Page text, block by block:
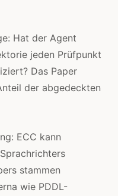
Hat der Agent
jeden Prüfpunkt
Das Paper
der abgedeckten
ECC kann
stammen
wie PDDL-